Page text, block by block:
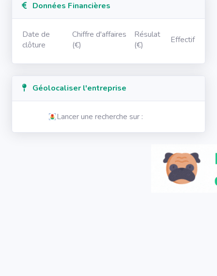
Données Financières
Date de
clôture
Chiffre d'affaires
(€)
Résulat
(€)
Effectif
Géolocaliser l'entreprise
Lancer une recherche sur :